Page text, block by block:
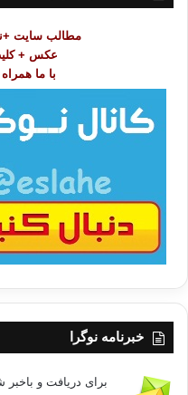
مطالب سایت
عکس +
با ما
خبرنامه نوگرا
برای دریافت و